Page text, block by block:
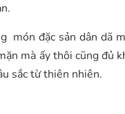
đặc sản dân dã
mà ấy thôi cũng đủ
sắc từ thiên nhiên.